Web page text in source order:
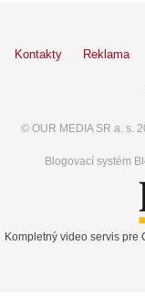
Kontakty Reklama
© OUR MEDIA SR a. s.
Blogovací systém
Kompletný video servis pre